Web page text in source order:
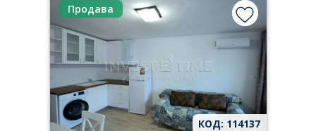
Продава
КОД: 114137